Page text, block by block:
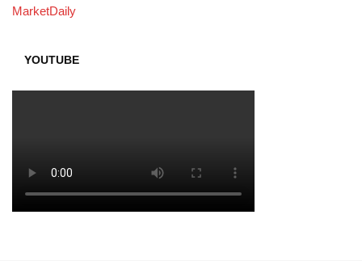
MarketDaily
YOUTUBE